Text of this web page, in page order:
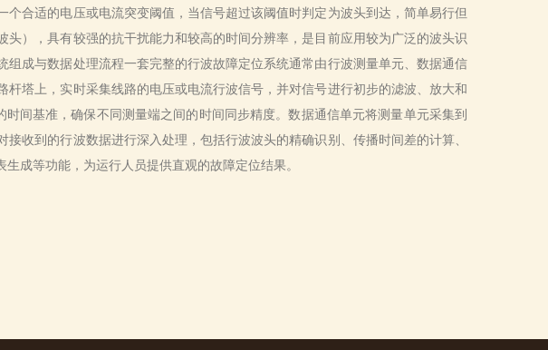
合适的电压或电流突变阈值，当信号超过该阈值时判定为波头到达，简单易行但
），具有较强的抗干扰能力和较高的时间分辨率，是目前应用较为广泛的波头识
成与数据处理流程一套完整的行波故障定位系统通常由行波测量单元、数据通信
塔上，实时采集线路的电压或电流行波信号，并对信号进行初步的滤波、放大和
间基准，确保不同测量端之间的时间同步精度。数据通信单元将测量单元采集到
收到的行波数据进行深入处理，包括行波波头的精确识别、传播时间差的计算、
成等功能，为运行人员提供直观的故障定位结果。